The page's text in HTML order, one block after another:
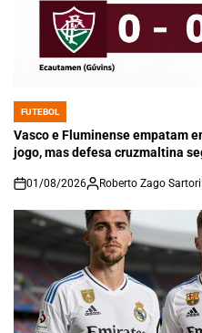
POSTED
IN
FUTEBOL
Vasco e Fluminense empatam
jogo, mas defesa cruzmaltina
on
01/08/2026 Roberto Zago Sartori